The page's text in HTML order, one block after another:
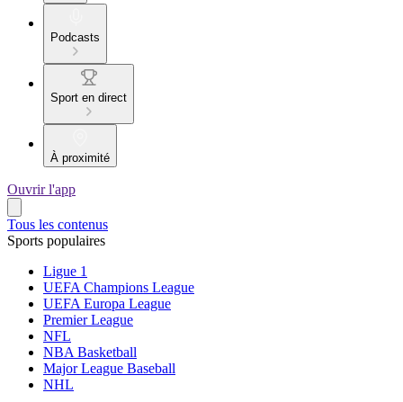
Podcasts
Sport en direct
À proximité
Ouvrir l'app
Tous les contenus
Sports populaires
Ligue 1
UEFA Champions League
UEFA Europa League
Premier League
NFL
NBA Basketball
Major League Baseball
NHL